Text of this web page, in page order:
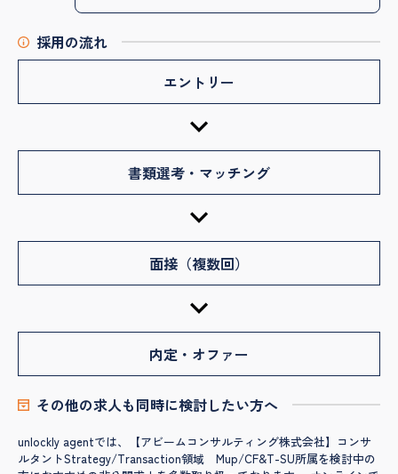
採用の流れ
エントリー
書類選考・マッチング
面接（複数回）
内定・オファー
その他の求人も同時に検討したい方へ
unlockly agentでは、【アビームコンサルティング株式会社】コンサ
ルタントStrategy/Transaction領域 Mup/CF&T-SU所属を検討中の